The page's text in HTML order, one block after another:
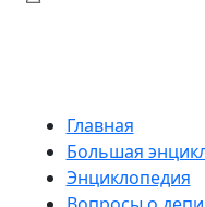
Главная
Большая
Энциклопедия